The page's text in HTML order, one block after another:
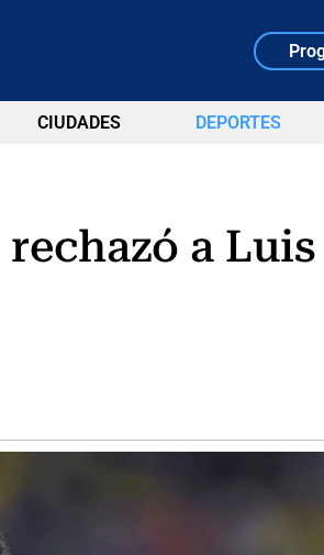
CIUDADES DEPORTES
a